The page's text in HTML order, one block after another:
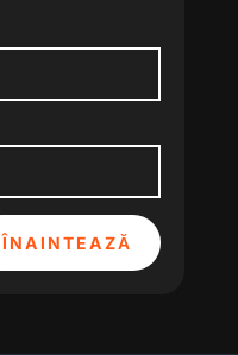
ÎNAINTEAZĂ